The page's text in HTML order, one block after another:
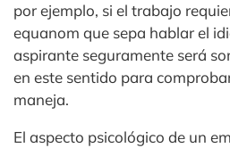
por ejemplo, si el trabajo
equanom que sepa hablar el
aspirante seguramente será
en este sentido para
maneja.
El aspecto psicológico de un